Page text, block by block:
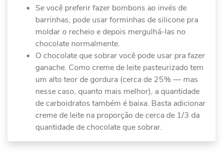
Se você preferir fazer bombons ao invés de
barrinhas, pode usar forminhas de silicone pra
moldar o recheio e depois mergulhá-las no
chocolate normalmente.
O chocolate que sobrar você pode usar pra fazer
ganache. Como creme de leite pasteurizado tem
um alto teor de gordura (cerca de 25% — mas
nesse caso, quanto mais melhor), a quantidade
de carboidratos também é baixa. Basta adicionar
creme de leite na proporção de cerca de 1/3 da
quantidade de chocolate que sobrar.